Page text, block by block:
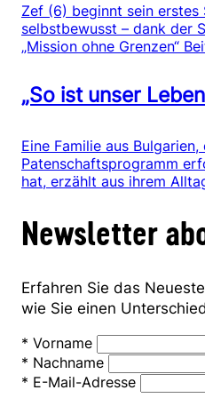
Zef (6) beginnt sein erstes
selbstbewusst – dank der
„Mission ohne Grenzen“
„So ist unser
Eine Familie aus Bulgarien,
Patenschaftsprogramm
hat, erzählt aus ihrem
Newsletter
Erfahren Sie das
wie Sie einen
* Vorname
* Nachname
* E-Mail-Adresse